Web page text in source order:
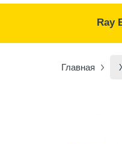
Ray
Главная